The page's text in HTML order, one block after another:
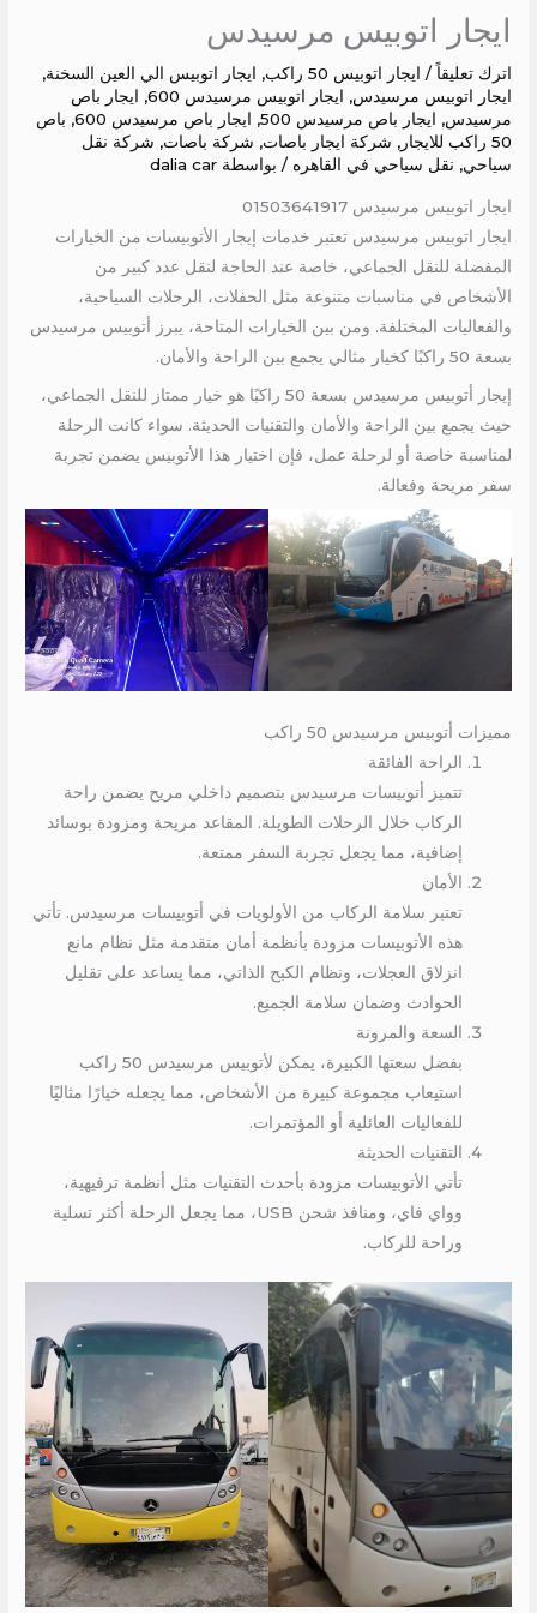
ايجار اتوبيس مرسيدس
اترك تعليقاً / ايجار اتوبيس 50 راكب , ايجار اتوبيس الي العين السخنة,
ايجار اتوبيس مرسيدس, ايجار اتوبيس مرسيدس 600 , ايجار باص
مرسيدس, ايجار باص مرسيدس 500 , ايجار باص مرسيدس 600 , باص
50 راكب للايجار
, شركة ايجار باصات, شركة باصات, شركة نقل
سياحي, نقل سياحي في القاهره / بواسطة dalia car
ايجار اتوبيس مرسيدس 01503641917
ايجار اتوبيس مرسيدس تعتبر خدمات إيجار الأتوبيسات من الخيارات
المفضلة للنقل الجماعي، خاصة عند الحاجة لنقل عدد كبير من
الأشخاص في مناسبات متنوعة مثل الحفلات، الرحلات السياحية،
والفعاليات المختلفة. ومن بين الخيارات المتاحة، يبرز أتوبيس مرسيدس
بسعة 50 راكبًا كخيار مثالي يجمع بين الراحة والأمان.
إيجار أتوبيس مرسيدس بسعة 50 راكبًا هو خيار ممتاز للنقل الجماعي،
حيث يجمع بين الراحة والأمان والتقنيات الحديثة. سواء كانت الرحلة
لمناسبة خاصة أو لرحلة عمل، فإن اختيار هذا الأتوبيس يضمن تجربة
سفر مريحة وفعالة.
مميزات أتوبيس مرسيدس 50 راكب
الراحة الفائقة
تتميز أتوبيسات مرسيدس بتصميم داخلي مريح يضمن راحة
الركاب خلال الرحلات الطويلة. المقاعد مريحة ومزودة بوسائد
إضافية، مما يجعل تجربة السفر ممتعة.
الأمان
تعتبر سلامة الركاب من الأولويات في أتوبيسات مرسيدس. تأتي
هذه الأتوبيسات مزودة بأنظمة أمان متقدمة مثل نظام مانع
انزلاق العجلات، ونظام الكبح الذاتي، مما يساعد على تقليل
الحوادث وضمان سلامة الجميع.
السعة والمرونة
بفضل سعتها الكبيرة، يمكن لأتوبيس مرسيدس 50 راكب
استيعاب مجموعة كبيرة من الأشخاص، مما يجعله خيارًا مثاليًا
للفعاليات العائلية أو المؤتمرات.
التقنيات الحديثة
تأتي الأتوبيسات مزودة بأحدث التقنيات مثل أنظمة ترفيهية،
وواي فاي، ومنافذ شحن USB، مما يجعل الرحلة أكثر تسلية
وراحة للركاب.